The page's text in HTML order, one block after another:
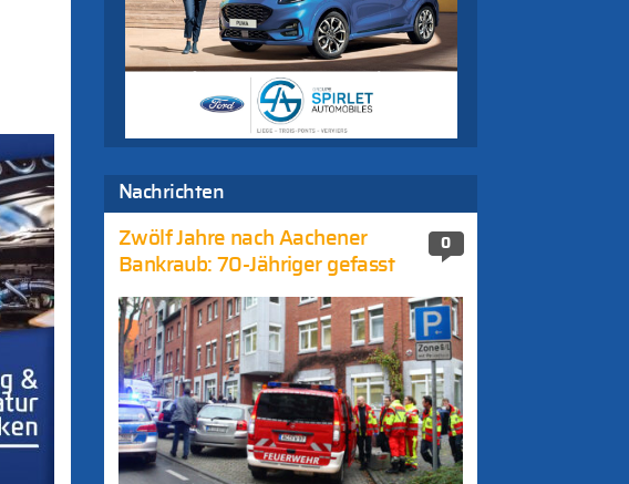
Nachrichten
0
Zwölf Jahre nach Aachener
Bankraub: 70-Jähriger gefasst